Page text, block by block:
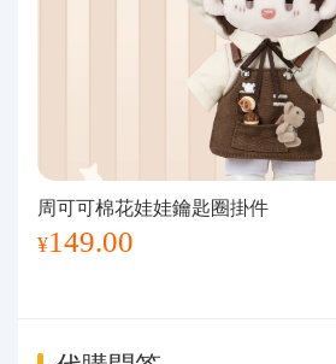
周可可棉花娃娃鑰匙圈掛件
¥149.00